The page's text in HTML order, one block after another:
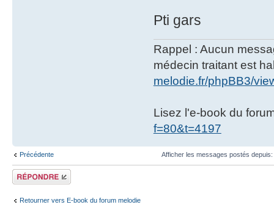
Pti gars
Rappel : Aucun
médecin traitant est
melodie.fr/phpBB3/
Lisez l'e-book du
f=80&t=4197
Précédente Afficher les messages postés depuis:
Répondre
Retourner vers E-book du forum melodie